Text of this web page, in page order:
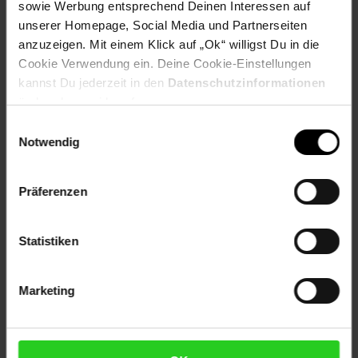
sowie Werbung entsprechend Deinen Interessen auf
unserer Homepage, Social Media und Partnerseiten
anzuzeigen. Mit einem Klick auf „Ok“ willigst Du in die
Cookie Verwendung ein. Deine Cookie-Einstellungen
kannst Du jederzeit in den Datenschutzinformationen
ändern bzw. widerrufen.
Notwendig
Präferenzen
Statistiken
Marketing
EAN: 4260473664079
Artikel gehört zur Kategorie:Koffer & Taschen
Bewertungen
Fußzeile
Weitere Online-Angebote